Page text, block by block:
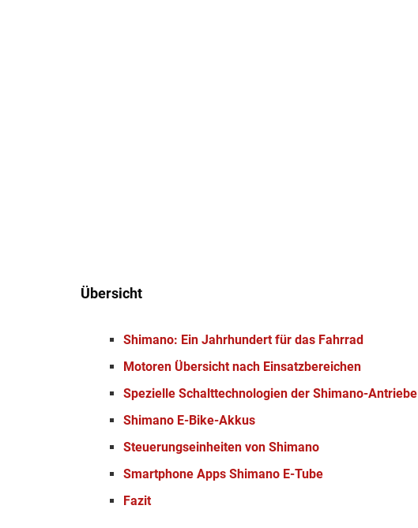
Übersicht
Shimano: Ein Jahrhundert für das Fahrrad
Motoren Übersicht nach Einsatzbereichen
Spezielle Schalttechnologien der Shimano-Antriebe
Shimano E-Bike-Akkus
Steuerungseinheiten von Shimano
Smartphone Apps Shimano E-Tube
Fazit